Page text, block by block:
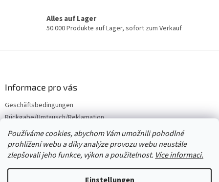
Používáme cookies, abychom Vám umožnili pohodlné
prohlížení webu a díky analýze provozu webu neustále
zlepšovali jeho funkce, výkon a použitelnost. Více informaci.
l
m
r
i
s
t
e
Alles auf Lager
50.000 Produkte auf Lager, sofort zum Verkauf
l
Informace pro vás
Geschäftsbedingungen
Rückgabe/Umtausch/Reklamation
Großhandel